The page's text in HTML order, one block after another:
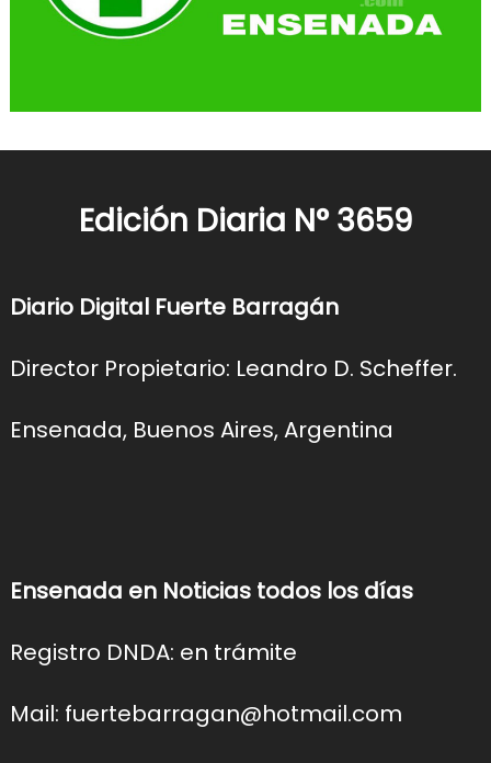
Edición Diaria N° 3659
Diario Digital Fuerte Barragán
Director Propietario: Leandro D. Scheffer.
Ensenada, Buenos Aires, Argentina
Ensenada en Noticias todos los días
Registro DNDA: en trámite
Mail: fuertebarragan@hotmail.com